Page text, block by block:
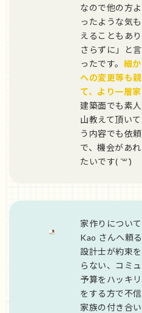
なので他の方
ったような気
えることもあ
さらずに」と
ったです。 細
への変更等も
て、より一層
建築面でも素
山教えて頂い
う内容でも依
で、機会があ
たいです( ´꒳`)
家作りについ
Kao さんへ頼
設計士が約束
らない、コミ
予算をハッキ
をする方で不
家族の付き合